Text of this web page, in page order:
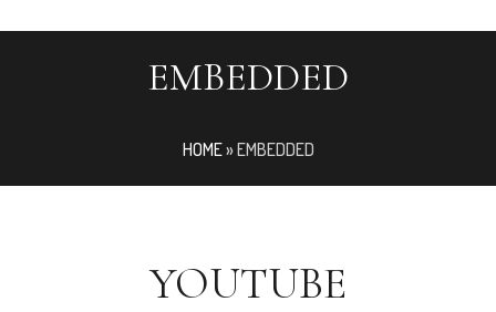
EMBEDDED
HOME»EMBEDDED
YOUTUBE